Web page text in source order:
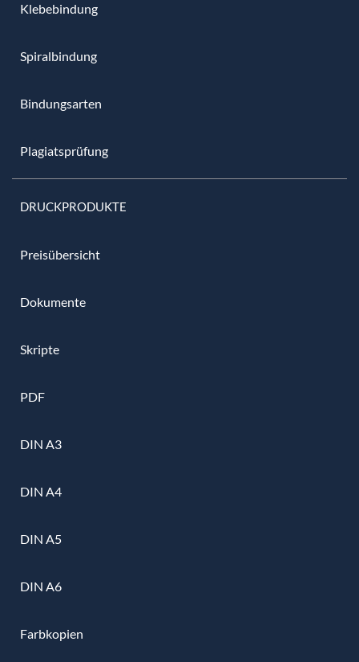
Klebebindung
Spiralbindung
Bindungsarten
Plagiatsprüfung
DRUCKPRODUKTE
Preisübersicht
Dokumente
Skripte
PDF
DIN A3
DIN A4
DIN A5
DIN A6
Farbkopien